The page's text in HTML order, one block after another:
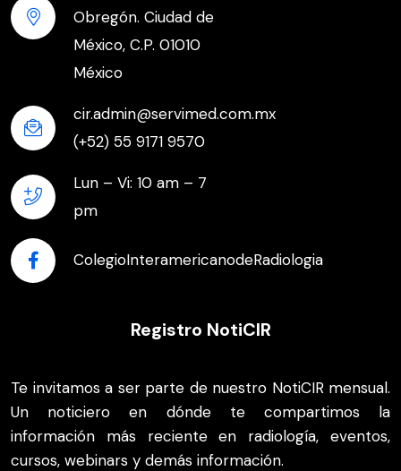
Obregón. Ciudad de
México, C.P. 01010
México
cir.admin@servimed.com.mx
(+52) 55 9171 9570
Lun – Vi: 10 am – 7
pm
ColegioInteramericanodeRadiologia
Registro NotiCIR
Te invitamos a ser parte de nuestro NotiCIR mensual.
Un noticiero en dónde te compartimos la
información más reciente en radiología, eventos,
cursos, webinars y demás información.